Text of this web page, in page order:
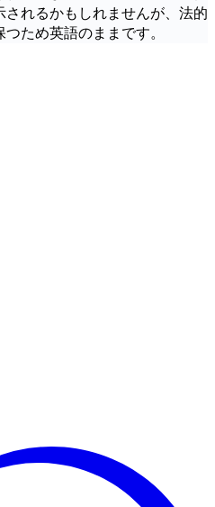
れるかもしれませんが、法的
ため英語のままです。